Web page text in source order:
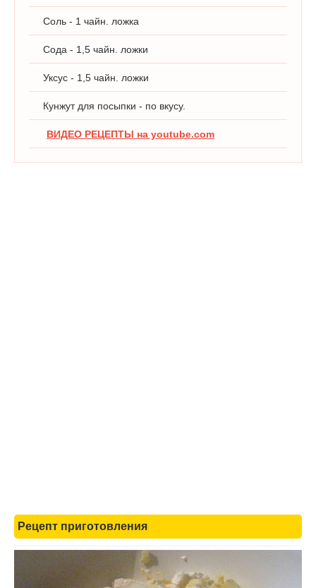
Соль - 1 чайн. ложка
Сода - 1,5 чайн. ложки
Уксус - 1,5 чайн. ложки
Кунжут для посыпки - по вкусу.
ВИДЕО РЕЦЕПТЫ на youtube.com
Рецепт приготовления